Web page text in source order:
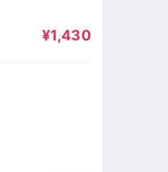
¥1,430